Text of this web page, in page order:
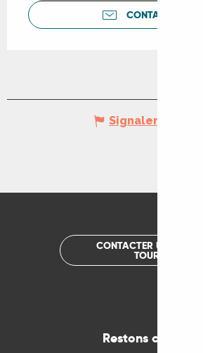
CONTACTEZ-
Signaler une
CONTACTER UN OFFICE
TOURISME
Restons